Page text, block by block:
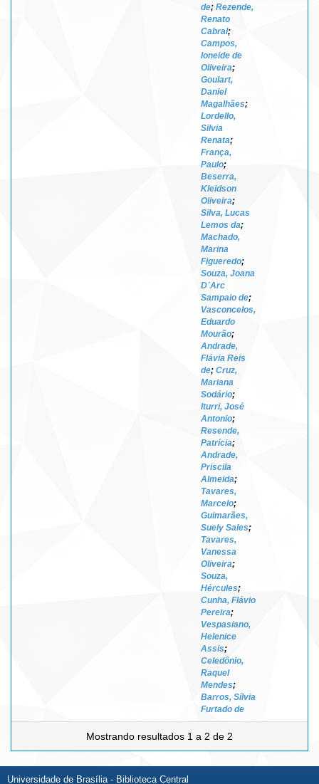
de; Rezende,
Renato
Cabral;
Campos,
Ioneide de
Oliveira;
Goulart,
Daniel
Magalhães;
Lordello,
Silvia
Renata;
França,
Paulo;
Beserra,
Kleidson
Oliveira;
Silva, Lucas
Lemos da;
Machado,
Marina
Figueredo;
Souza, Joana
D´Arc
Sampaio de;
Vasconcelos,
Eduardo
Mourão;
Andrade,
Flávia Reis
de; Cruz,
Mariana
Sodário;
Iturri, José
Antonio;
Resende,
Patrícia;
Andrade,
Priscila
Almeida;
Tavares,
Marcelo;
Guimarães,
Suely Sales;
Tavares,
Vanessa
Oliveira;
Souza,
Hércules;
Cunha, Flávio
Pereira;
Vespasiano,
Helenice
Assis;
Celedônio,
Raquel
Mendes;
Barros, Sílvia
Furtado de
Mostrando resultados 1 a 2 de 2
Universidade de Brasília - Biblioteca Central